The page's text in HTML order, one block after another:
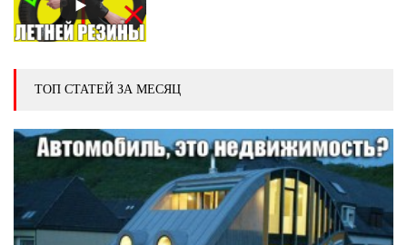
ТОП СТАТЕЙ ЗА МЕСЯЦ